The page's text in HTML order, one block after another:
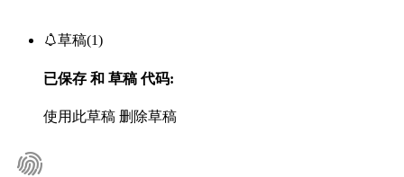
草稿(1)
已保存 和 草稿代码:
使用此草稿 删除草稿